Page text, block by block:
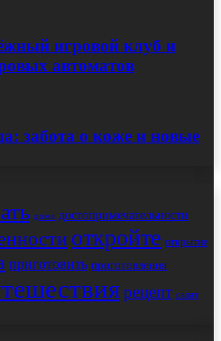
игровой клуб и
автоматов
забота о коже и новые
дома достопримечательности
откройте открытие
приготовить приготовления
рецепт салат